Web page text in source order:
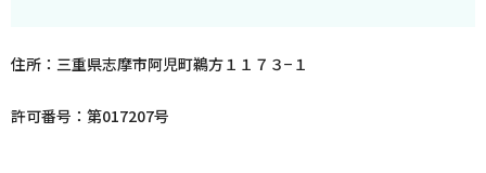
住所：三重県志摩市阿児町鵜方１１７３−１
許可番号：第017207号